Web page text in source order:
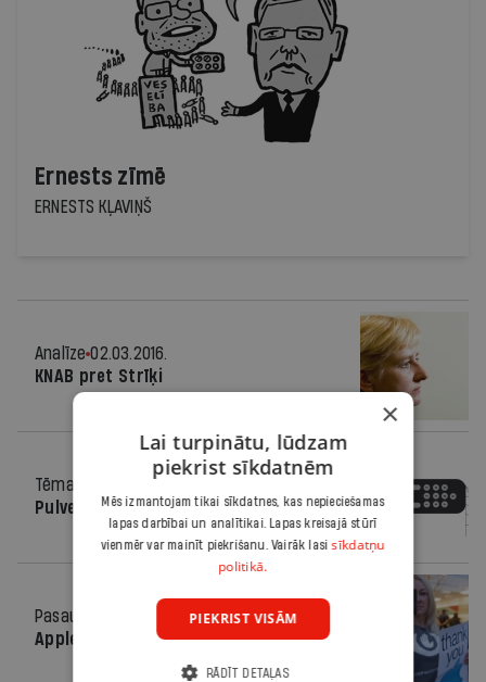
Ernests zīmē
ERNESTS KĻAVIŅŠ
Analīze 02.03.2016.
KNAB pret Strīķi
Tēma
02.03.2016.
Pulveris izšauts, ko tālāk?
Pasaulē
Apple pret FIB
×
Lai turpinātu, lūdzam
piekrist sīkdatnēm
Mēs izmantojam tikai sīkdatnes, kas nepieciešamas
lapas darbībai un analītikai. Lapas kreisajā stūrī
vienmēr var mainīt piekrišanu. Vairāk lasisīkdatņu
politikā.
PIEKRIST VISĀM
RĀDĪT DETAĻAS